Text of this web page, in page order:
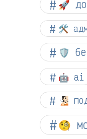
🚀
🛠️
🛡️
🤖 ai
🧏🏻
🧐